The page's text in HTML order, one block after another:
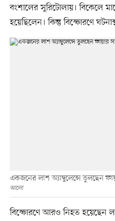
বংশালের সুরিটোলায়। বিকেলে
হয়েছিলেন। কিন্তু বিস্ফোরণে
একজনের লাশ অ্যাম্বুলেন্সে তুলছেন
আলো
বিস্ফোরণে আরও নিহত হয়েছেন